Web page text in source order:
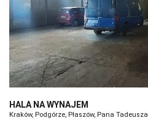
HALA NA WYNAJEM
Kraków, Podgórze, Płaszów, Pana Tadeusza